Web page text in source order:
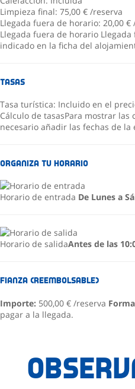
Limpieza final: 75,00 € /reserva
Llegada fuera de horario: 20,00 €
Llegada fuera de horario
indicado en la ficha del
Tasas
Tasa turística: Incluido en el
Cálculo de tasasPara mostrar las
necesario añadir las fechas de la
Organiza tu horario
Horario de entrada De Lunes a
Horario de salidaAntes de las
Fianza (reembolsable)
Importe: 500,00 € /reserva
pagar a la llegada.